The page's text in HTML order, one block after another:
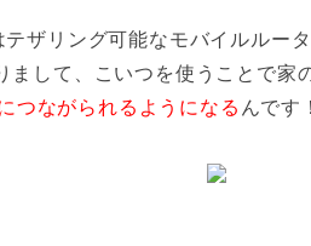
ザリング可能なモバイルルー
まして、こいつを使うことで家
つながられるようになる んです！